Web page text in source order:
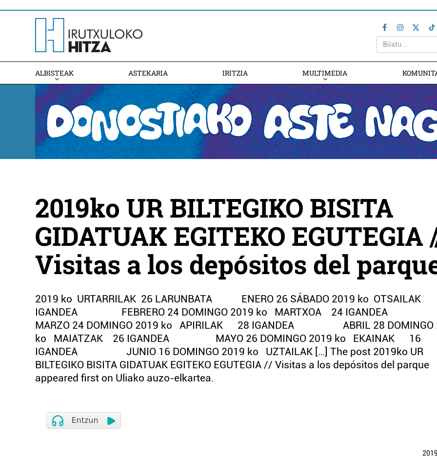
ALBISTEAK ASTEKARIA IRITZIA MULTIMEDIA
2019ko UR BILTEGIKO BISITA
GIDATUAK EGITEKO EGUTEGIA
Visitas a los depósitos del
2019 ko URTARRILAK 26 LARUNBATA ENERO 26 SÁBADO 2019 ko OTSAILAK
IGANDEA FEBRERO 24 DOMINGO 2019 ko MARTXOA 24 IGANDEA
MARZO 24 DOMINGO 2019 ko APIRILAK 28 IGANDEA ABRIL 28 DOMINGO
ko MAIATZAK 26 IGANDEA MAYO 26 DOMINGO 2019 ko EKAINAK 16
IGANDEA JUNIO 16 DOMINGO 2019 ko UZTAILAK […] The post 2019ko UR
BILTEGIKO BISITA GIDATUAK EGITEKO EGUTEGIA // Visitas a los depósitos del parque
appeared first on Uliako auzo-elkartea.